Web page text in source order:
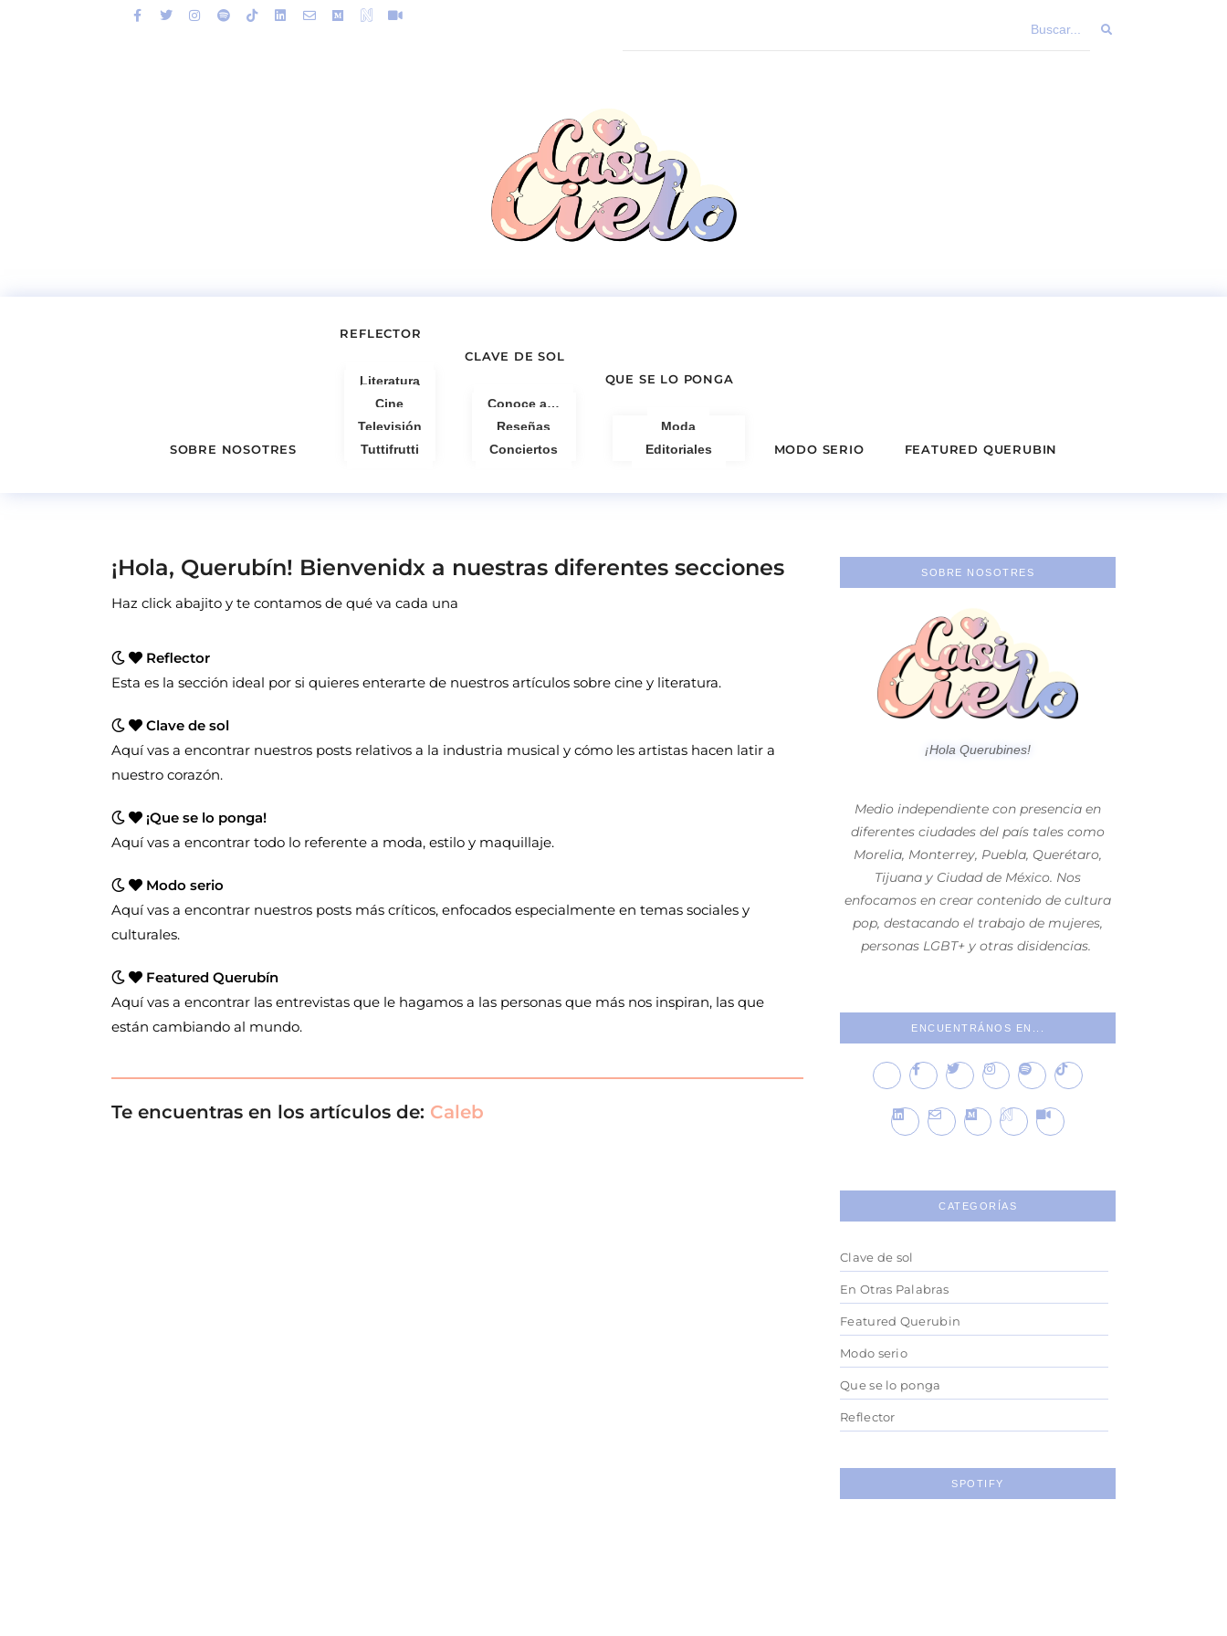
SOBRE NOSOTRES
REFLECTOR
Literatura
Cine
Televisión
Tuttifrutti
CLAVE DE SOL
Conoce a…
Reseñas
Conciertos
QUE SE LO PONGA
Moda
Editoriales
MODO SERIO FEATURED QUERUBIN
¡Hola, Querubín! Bienvenidx a nuestras diferentes secciones
Haz click abajito y te contamos de qué va cada una
Reflector
Esta es la sección ideal por si quieres enterarte de nuestros artículos sobre cine y literatura.
Clave de sol
Aquí vas a encontrar nuestros posts relativos a la industria musical y cómo les artistas hacen latir a
nuestro corazón.
¡Que se lo ponga!
Aquí vas a encontrar todo lo referente a moda, estilo y maquillaje.
Modo serio
Aquí vas a encontrar nuestros posts más críticos, enfocados especialmente en temas sociales y
culturales.
Featured Querubín
Aquí vas a encontrar las entrevistas que le hagamos a las personas que más nos inspiran, las que
están cambiando al mundo.
Te encuentras en los artículos de: Caleb
SOBRE NOSOTRES
¡Hola Querubines!
Medio independiente con presencia en
diferentes ciudades del país tales como
Morelia, Monterrey, Puebla, Querétaro,
Tijuana y Ciudad de México. Nos
enfocamos en crear contenido de cultura
pop, destacando el trabajo de mujeres,
personas LGBT+ y otras disidencias.
ENCUENTRÁNOS EN...
CATEGORÍAS
Clave de sol
En Otras Palabras
Featured Querubin
Modo serio
Que se lo ponga
Reflector
SPOTIFY